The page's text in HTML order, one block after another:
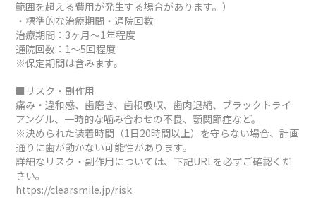
範囲を超える費用が発生する場合があります。）
・標準的な治療期間・通院回数
治療期間：3ヶ月～1年程度
通院回数：1～5回程度
※保定期間は含みます。
■リスク・副作用
痛み・違和感、歯磨き、歯根吸収、歯肉退縮、ブラックトライ
アングル、一時的な噛み合わせの不良、顎関節症など。
※決められた装着時間（1日20時間以上）を守らない場合、計画
通りに歯が動かない可能性があります。
詳細なリスク・副作用については、下記URLを必ずご確認くだ
さい。
https://clearsmile.jp/risk